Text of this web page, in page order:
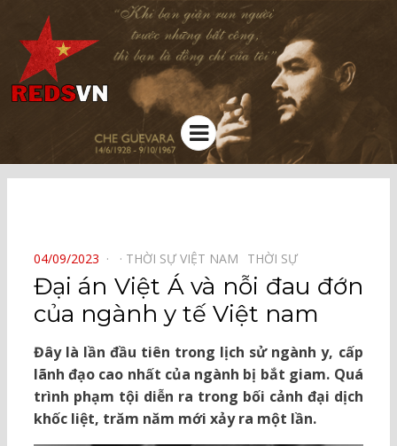
Kênh chia sẻ tri thức cộng đồng
Menu
POSTED
ON
04/09/2023 THỜI SỰ VIỆT NAM⠀ THỜI SỰ⠀
Đại án Việt Á và nỗi đau đớn
của ngành y tế Việt nam
Đây là lần đầu tiên trong lịch sử ngành y, cấp
lãnh đạo cao nhất của ngành bị bắt giam. Quá
trình phạm tội diễn ra trong bối cảnh đại dịch
khốc liệt, trăm năm mới xảy ra một lần.